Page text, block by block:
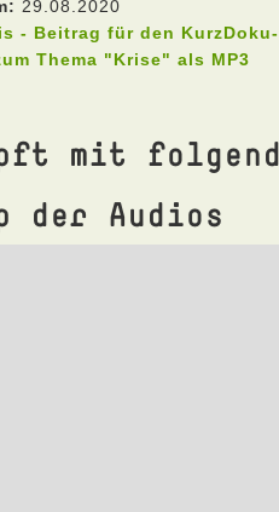
29.08.2020
- Beitrag für den KurzDoku-
Thema "Krise" als MP3
mit
der Audios